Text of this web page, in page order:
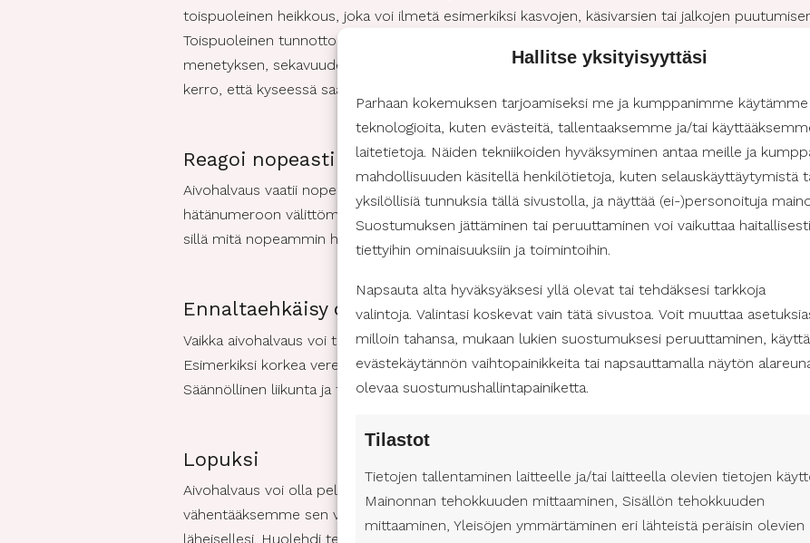
Hallitse yksityisyyttäsi
Parhaan kokemuksen tarjoamiseksi me ja kumppanimme käytämme
teknologioita, kuten evästeitä, tallentaaksemme ja/tai
laitetietoja. Näiden tekniikoiden hyväksyminen antaa meille ja
mahdollisuuden käsitellä henkilötietoja, kuten selauskäyttäytymistä
yksilöllisiä tunnuksia tällä sivustolla, ja näyttää (ei-)personoituja
Suostumuksen jättäminen tai peruuttaminen voi vaikuttaa haitallisesti
tiettyihin ominaisuuksiin ja toimintoihin.
Napsauta alta hyväksyäksesi yllä olevat tai tehdäksesi tarkkoja
valintoja. Valintasi koskevat vain tätä sivustoa. Voit muuttaa
milloin tahansa, mukaan lukien suostumuksesi peruuttaminen,
evästekäytännön vaihtopainikkeita tai napsauttamalla näytön
olevaa suostumushallintapainiketta.
Tilastot
Tietojen tallentaminen laitteelle ja/tai laitteella olevien tietojen
Mainonnan tehokkuuden mittaaminen, Sisällön tehokkuuden
mittaaminen, Yleisöjen ymmärtäminen eri lähteistä peräisin olevien
toispuoleinen heikkous, joka voi ilmetä esimerkiksi kasvojen, käsivarsien tai jalkojen
Toispuoleinen tunnottomuus, kipu tai huimaus ovat myös yleisiä oireita. Lisäksi aivohalvaus
menetyksen, sekavuuden tai näköhäiriöitä. Mikäli huomaat näitä oireita itselläsi tai läheiselläsi,
kerro, että kyseessä saattaa olla aivohalvaus.
Reagoi nopeasti
Aivohalvaus vaatii nopeaa toimintaa, jotta sen hoitoon voidaan aloittaa ajoissa. Mikäli epäilet
hätänumeroon välittömästi. Kerro, että kyseessä saattaa olla aivohalvaus ja seuraa ohjeita.
sillä mitä nopeammin hoito aloitetaan, sitä paremmat mahdollisuudet ovat toipumiseen.
Ennaltaehkäisy on tärkeää
Vaikka aivohalvaus voi tulla kenelle tahansa, on olemassa joitakin riskitekijöitä, jotka voivat
Esimerkiksi korkea verenpaine, diabetes ja tupakointi ovat kaikki riskitekijöitä, joita voidaan
Säännöllinen liikunta ja terveellinen ruokavalio ovat tärkeitä tapoja vähentää aivohalvauksen
Lopuksi
Aivohalvaus voi olla pelottava asia, mutta aikaisella hoitamisella ja ennaltaehkäisyllä voimme
vähentääksemme sen vaikutuksia. Tiedä aivohalvauksen oireet ja reagoi nopeasti, mikäli
läheisellesi. Huolehdi terveellisestä elämäntavasta ja vältä riskitekijöitä. Yhdessä voimme